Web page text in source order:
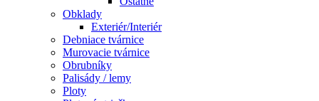
Obklady
Exteriér/Interiér
Debniace tvárnice
Murovacie tvárnice
Obrubníky
Palisády / lemy
Ploty